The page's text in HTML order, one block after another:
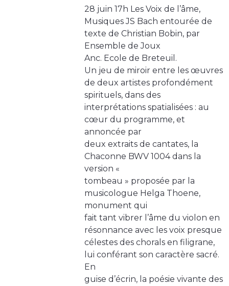
28 juin 17h Les Voix de l’âme,
Musiques JS Bach entourée de
texte de Christian Bobin, par
Ensemble de Joux
Anc. Ecole de Breteuil.
Un jeu de miroir entre les œuvres
de deux artistes profondément
spirituels, dans des
interprétations spatialisées : au
cœur du programme, et
annoncée par
deux extraits de cantates, la
Chaconne BWV 1004 dans la
version «
tombeau » proposée par la
musicologue Helga Thoene,
monument qui
fait tant vibrer l’âme du violon en
résonnance avec les voix presque
célestes des chorals en filigrane,
lui conférant son caractère sacré.
En
guise d’écrin, la poésie vivante des